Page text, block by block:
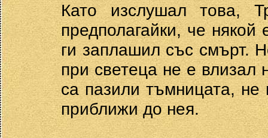
Като изслушал това,
предполагайки, че
ги заплашил със смърт.
при светеца не е влизал
са пазили тъмницата, не
приближи до нея.